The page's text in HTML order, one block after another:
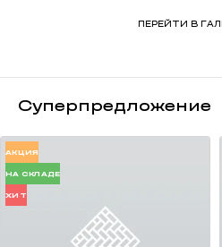
ПЕРЕЙТИ В
Суперпредложение
АКЦИЯ
НА СКЛАДЕ
ХИТ